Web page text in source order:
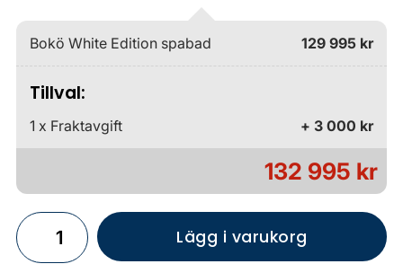
Bokö White Edition spabad 129 995 kr
Tillval:
1 x Fraktavgift + 3 000 kr
132 995 kr
Lägg i varukorg